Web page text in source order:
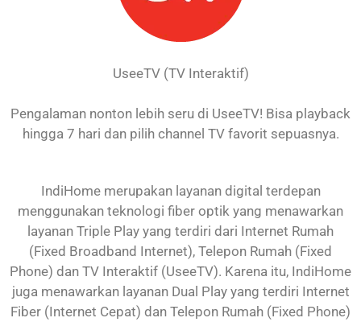
UseeTV (TV Interaktif)
Pengalaman nonton lebih seru di UseeTV! Bisa playback
hingga 7 hari dan pilih channel TV favorit sepuasnya.
IndiHome merupakan layanan digital terdepan
menggunakan teknologi fiber optik yang menawarkan
layanan Triple Play yang terdiri dari Internet Rumah
(Fixed Broadband Internet), Telepon Rumah (Fixed
Phone) dan TV Interaktif (UseeTV). Karena itu, IndiHome
juga menawarkan layanan Dual Play yang terdiri Internet
Fiber (Internet Cepat) dan Telepon Rumah (Fixed Phone)